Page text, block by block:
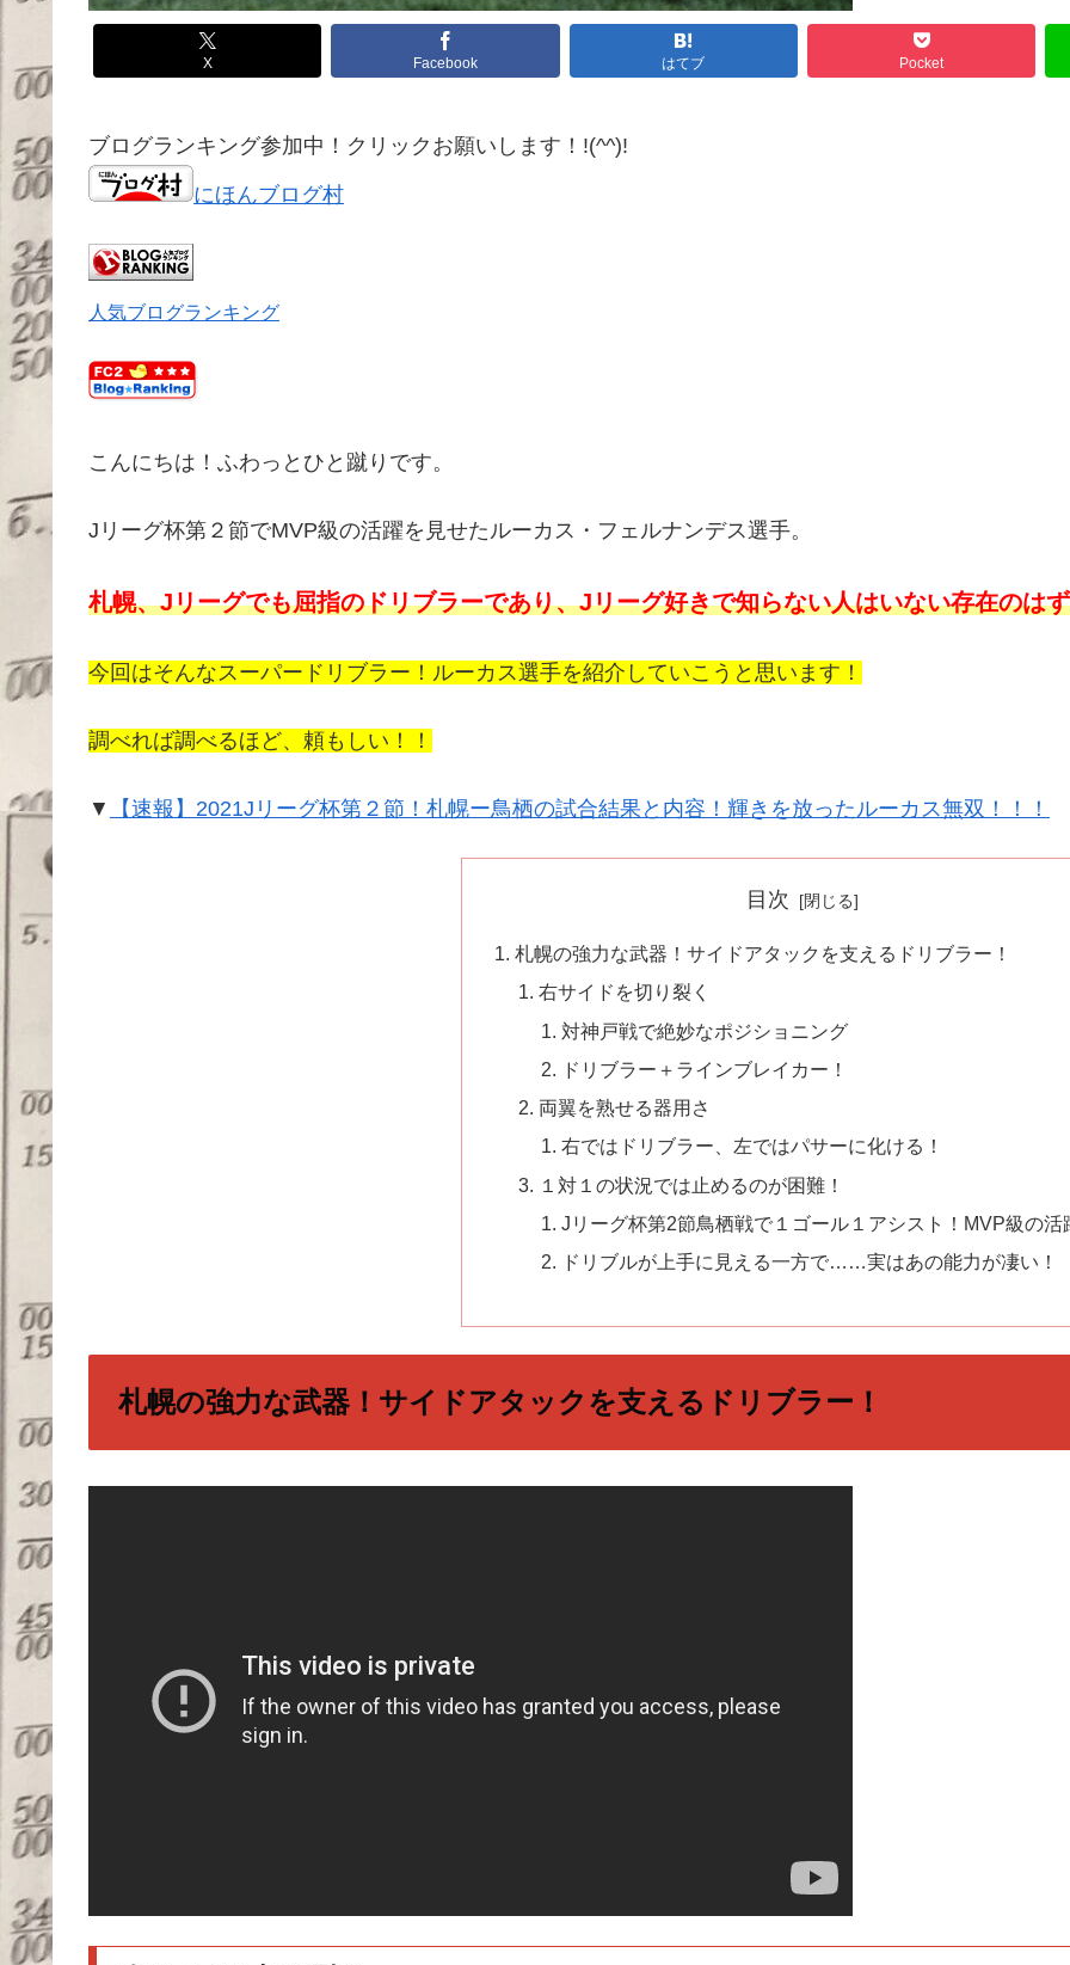
X Facebook はてブ Pocket
ブログランキング参加中！クリックお願いします！!(^^)!
にほんブログ村
人気ブログランキング
こんにちは！ふわっとひと蹴りです。
Jリーグ杯第２節でMVP級の活躍を見せたルーカス・フェルナンデス選手。
札幌、Jリーグでも屈指のドリブラーであり、Jリーグ好きで知らない人はいない存在のは
今回はそんなスーパードリブラー！ルーカス選手を紹介していこうと思います！
調べれば調べるほど、頼もしい！！
▼ 【速報】2021Jリーグ杯第２節！札幌ー鳥栖の試合結果と内容！輝きを放ったルーカス無双！！！
目次
札幌の強力な武器！サイドアタックを支えるドリブラー！
右サイドを切り裂く
対神戸戦で絶妙なポジショニング
ドリブラー＋ラインブレイカー！
両翼を熟せる器用さ
右ではドリブラー、左ではパサーに化ける！
１対１の状況では止めるのが困難！
Jリーグ杯第2節鳥栖戦で１ゴール１アシスト！MVP級の活
ドリブルが上手に見える一方で……実はあの能力が凄い！
札幌の強力な武器！サイドアタックを支えるドリブラー！